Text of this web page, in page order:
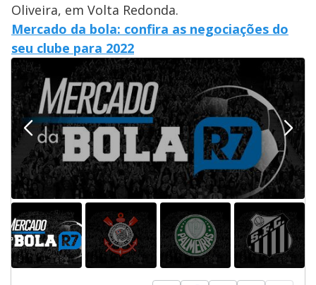
Oliveira, em Volta Redonda.
Mercado da bola: confira as negociações do
seu clube para 2022